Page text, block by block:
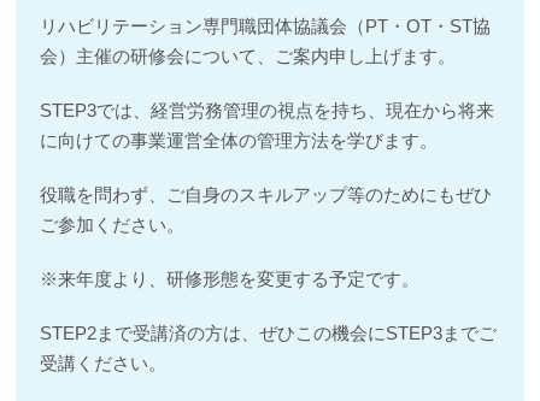
リハビリテーション専門職団体協議会（PT・OT・ST協
会）主催の研修会について、ご案内申し上げます。
STEP3では、経営労務管理の視点を持ち、現在から将来
に向けての事業運営全体の管理方法を学びます。
役職を問わず、ご自身のスキルアップ等のためにもぜひ
ご参加ください。
※来年度より、研修形態を変更する予定です。
STEP2まで受講済の方は、ぜひこの機会にSTEP3までご
受講ください。